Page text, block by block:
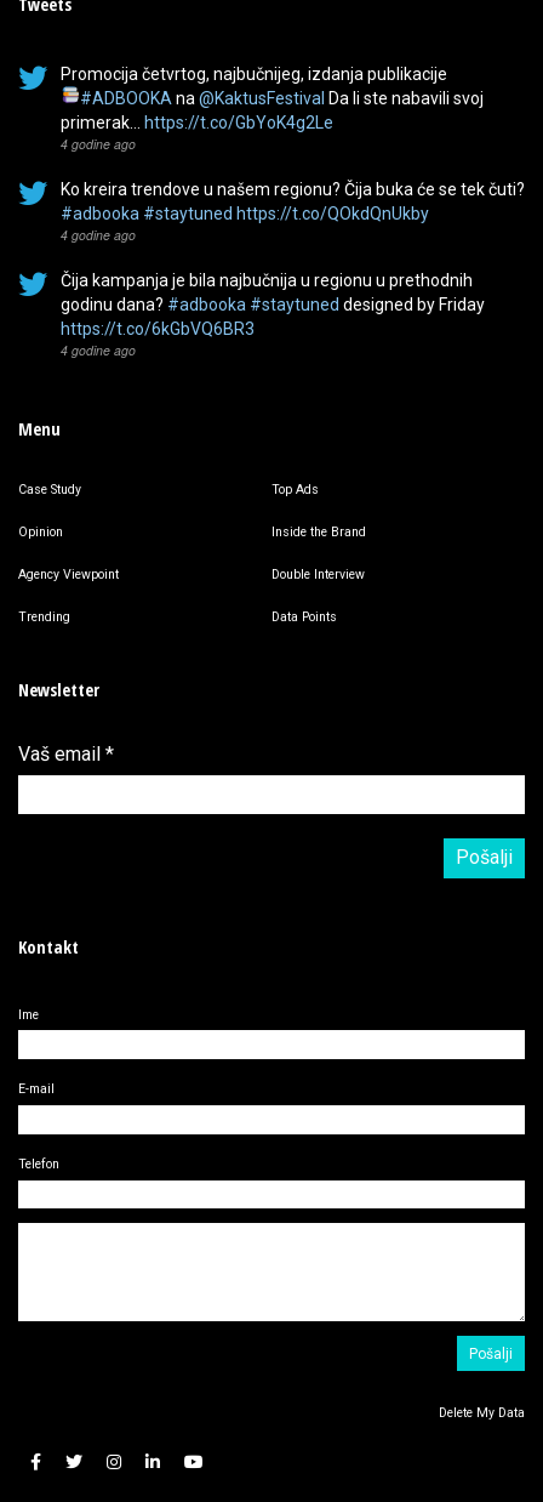
Tweets
Promocija četvrtog, najbučnijeg, izdanja publikacije
#ADBOOKAna@KaktusFestival Da li ste nabavili svoj
primerak… https://t.co/GbYoK4g2Le
4 godine ago
Ko kreira trendove u našem regionu? Čija buka će se tek čuti?
#adbooka #staytuned https://t.co/QOkdQnUkby
4 godine ago
Čija kampanja je bila najbučnija u regionu u prethodnih
godinu dana? #adbooka #staytuned designed by Friday
https://t.co/6kGbVQ6BR3
4 godine ago
Menu
Case Study Top Ads
Opinion Inside the Brand
Agency Viewpoint Double Interview
Trending Data Points
Newsletter
Vaš email *
Kontakt
Ime
E-mail
Telefon
Delete My Data